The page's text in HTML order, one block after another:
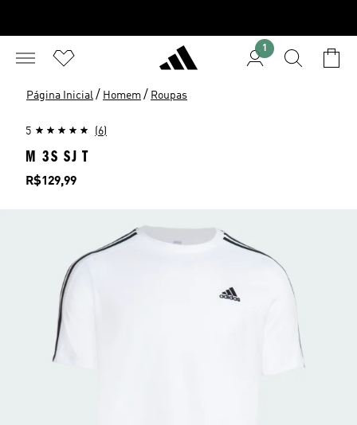
1
Página Inicial / Homem / Roupas
5 (6)
M 3S SJ T
Preço
R$129,99